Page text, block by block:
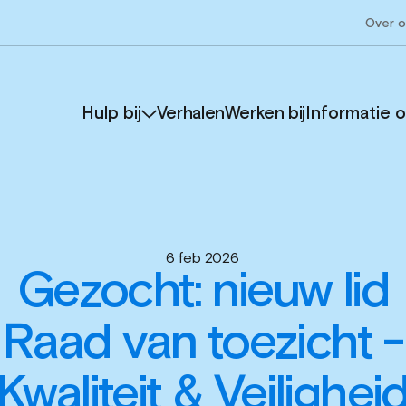
Over
Hulp bij VerhalenWerken bij Informatie
6 feb 2026
Gezocht: nieuw lid
Raad van toezicht -
Kwaliteit &